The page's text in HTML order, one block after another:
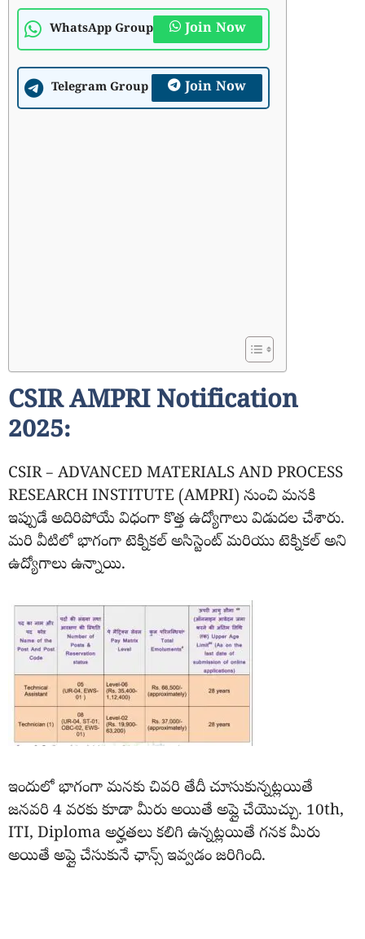
WhatsApp Group Join Now
Telegram Group Join Now
CSIR AMPRI Notification
2025:
CSIR – ADVANCED MATERIALS AND PROCESS
RESEARCH INSTITUTE (AMPRI) నుంచి మనకి
ఇప్పుడే అదిరిపోయే విధంగా కొత్త ఉద్యోగాలు విడుదల చేశారు.
మరి వీటిలో భాగంగా టెక్నికల్ అసిస్టెంట్ మరియు టెక్నికల్ అని
ఉద్యోగాలు ఉన్నాయి.
ఇందులో భాగంగా మనకు చివరి తేదీ చూసుకున్నట్లయితే
జనవరి 4 వరకు కూడా మీరు అయితే అప్లై చేయొచ్చు. 10th,
ITI, Diploma అర్హతలు కలిగి ఉన్నట్లయితే గనక మీరు
అయితే అప్లై చేసుకునే ఛాన్స్ ఇవ్వడం జరిగింది.